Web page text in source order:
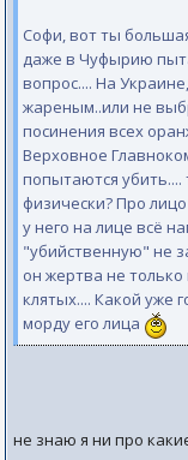
Софи, вот ты
даже в Чуфырию
вопрос.... На
жареным..или не
посинения всех
Верховное
попытаются убить....
физически? Про
у него на лице всё
"убийственную" не
он жертва не
клятых.... Какой уже
морду его лица
не знаю я ни про